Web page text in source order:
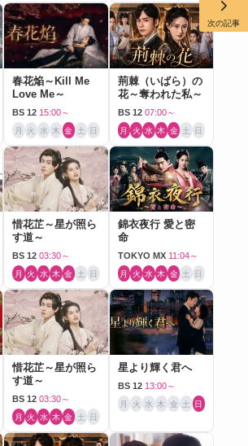
春花焔～Kill Me
Love Me～
BS 12 15:00～
月 火 水 木 金 土 日
荊棘（いばら）の
花～奪われた私～
BS 12 07:00～
月 火 水 木 金 土 日
惜花芷～星が照ら
す道～
BS 12 03:30～
月 火 水 木 金 土 日
錦衣夜行 愛と密
命
TOKYO MX 11:04～
月 火 水 木 金 土 日
惜花芷～星が照ら
す道～
BS 12 03:30～
月 火 水 木 金 土 日
星より輝く君へ
BS 12 13:00～
月 火 水 木 金 土 日
次の記事